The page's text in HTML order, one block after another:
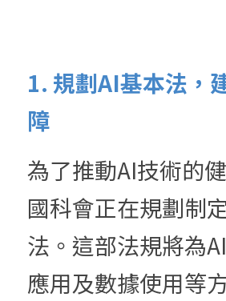
1. 規劃AI基本法，
障
為了推動AI技術的
國科會正在規劃制
法。這部法規將為
應用及數據使用等